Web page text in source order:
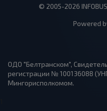
© 2005-2026
Powered
ОДО "Белтранском",
регистрации № 100136088
Мингорисполкомом.